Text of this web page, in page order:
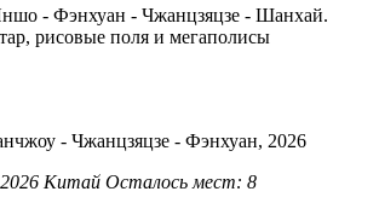
- Фэнхуан - Чжанцзяцзе - Шанхай.
рисовые поля и мегаполисы
Китай Осталось мест: 8